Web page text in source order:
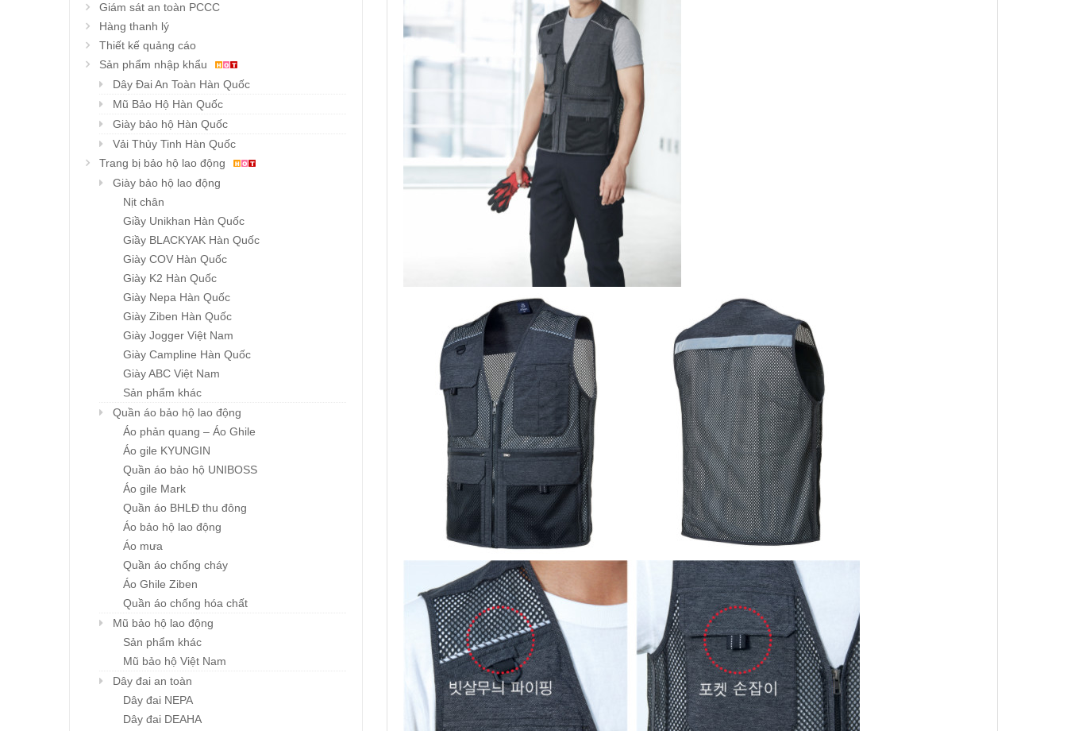
Giám sát an toàn PCCC
Hàng thanh lý
Thiết kế quảng cáo
Sản phẩm nhập khẩu
Dây Đai An Toàn Hàn Quốc
Mũ Bảo Hộ Hàn Quốc
Giày bảo hộ Hàn Quốc
Vải Thủy Tinh Hàn Quốc
Trang bị bảo hộ lao động
Giày bảo hộ lao động
Nịt chân
Giầy Unikhan Hàn Quốc
Giầy BLACKYAK Hàn Quốc
Giày COV Hàn Quốc
Giày K2 Hàn Quốc
Giày Nepa Hàn Quốc
Giày Ziben Hàn Quốc
Giày Jogger Việt Nam
Giày Campline Hàn Quốc
Giày ABC Việt Nam
Sản phẩm khác
Quần áo bảo hộ lao động
Áo phản quang – Áo Ghile
Áo gile KYUNGIN
Quần áo bảo hộ UNIBOSS
Áo gile Mark
Quần áo BHLĐ thu đông
Áo bảo hộ lao động
Áo mưa
Quần áo chống cháy
Áo Ghile Ziben
Quần áo chống hóa chất
Mũ bảo hộ lao động
Sản phẩm khác
Mũ bảo hộ Việt Nam
Dây đai an toàn
Dây đai NEPA
Dây đai DEAHA